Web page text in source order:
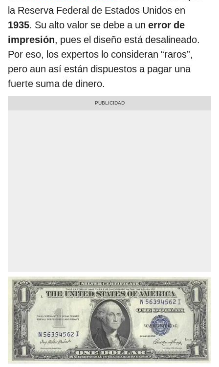
la Reserva Federal de Estados Unidos en
1935. Su alto valor se debe a un error de
impresión, pues el diseño está desalineado.
Por eso, los expertos lo consideran “raros”,
pero aun así están dispuestos a pagar una
fuerte suma de dinero.